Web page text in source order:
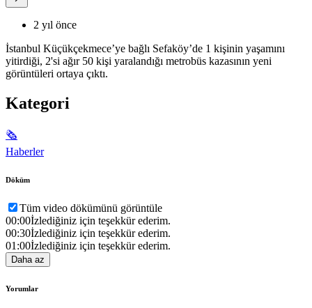
2 yıl önce
İstanbul Küçükçekmece’ye bağlı Sefaköy’de 1 kişinin yaşamını
yitirdiği, 2'si ağır 50 kişi yaralandığı metrobüs kazasının yeni
görüntüleri ortaya çıktı.
Kategori
🗞
Haberler
Döküm
Tüm video dökümünü görüntüle
00:00İzlediğiniz için teşekkür ederim.
00:30İzlediğiniz için teşekkür ederim.
01:00İzlediğiniz için teşekkür ederim.
Daha az
Yorumlar